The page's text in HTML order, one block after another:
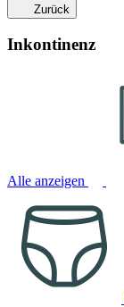
Zurück
Inkontinenz
Alle anzeigen